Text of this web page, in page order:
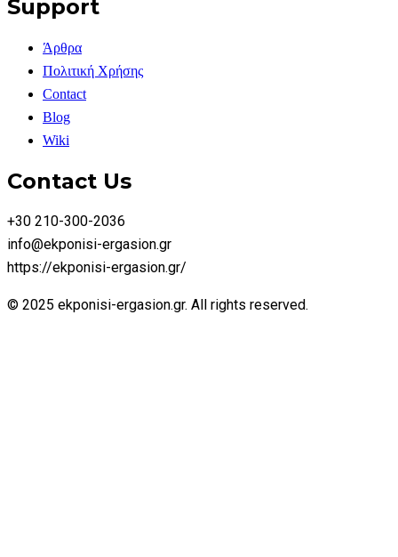
Support
Άρθρα
Πολιτική Χρήσης
Contact
Blog
Wiki
Contact Us
+30 210-300-2036
info@ekponisi-ergasion.gr
https://ekponisi-ergasion.gr/
© 2025 ekponisi-ergasion.gr. All rights reserved.